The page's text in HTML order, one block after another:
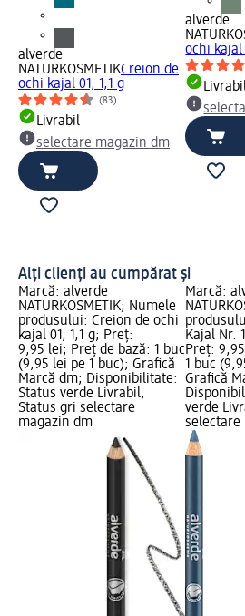
alverde
NATURKOSMETIKCreion de
ochi kajal 01, 1,1 g
(83)
Livrabil
selectare magazin dm
alverde
ochi kajal
Alți clienți au cumpărat și
Marcă: alverde
NATURKOSMETIK; Numele
produsului: Creion de ochi
kajal 01, 1,1 g; Preț:
9,95 lei; Preț de bază: 1 buc
(9,95 lei pe 1 buc); Grafică
Marcă dm; Disponibilitate:
Status verde Livrabil,
Status gri selectare
magazin dm
Marcă:
Kajal Nr.
Preț:
1 buc
Grafică
verde
selectare